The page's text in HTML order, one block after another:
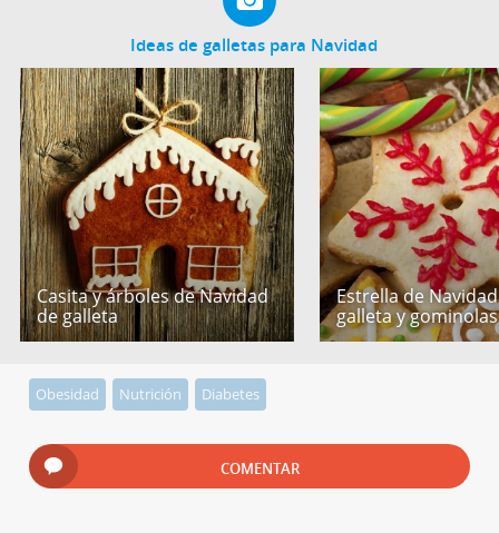
Ideas de galletas para Navidad
Casita y árboles de Navidad
de galleta
Estrella de
galleta y gominolas
Obesidad Nutrición Diabetes
COMENTAR